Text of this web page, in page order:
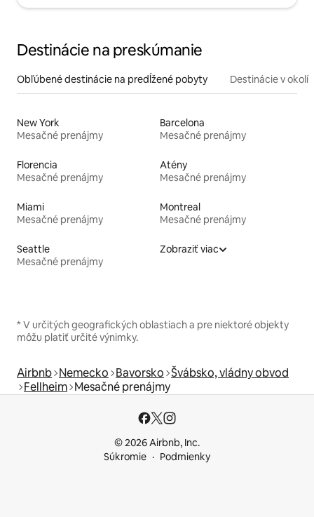
Destinácie na preskúmanie
Obľúbené destinácie na predĺžené pobyty Destinácie v okolí
New York
Mesačné prenájmy
Barcelona
Mesačné prenájmy
Florencia
Mesačné prenájmy
Atény
Mesačné prenájmy
Miami
Mesačné prenájmy
Montreal
Mesačné prenájmy
Seattle
Mesačné prenájmy
Zobraziť viac
* V určitých geografických oblastiach a pre niektoré objekty
môžu platiť určité výnimky.
Airbnb Nemecko Bavorsko Švábsko, vládny obvod
Fellheim Mesačné prenájmy
© 2026 Airbnb, Inc.
Súkromie
Podmienky